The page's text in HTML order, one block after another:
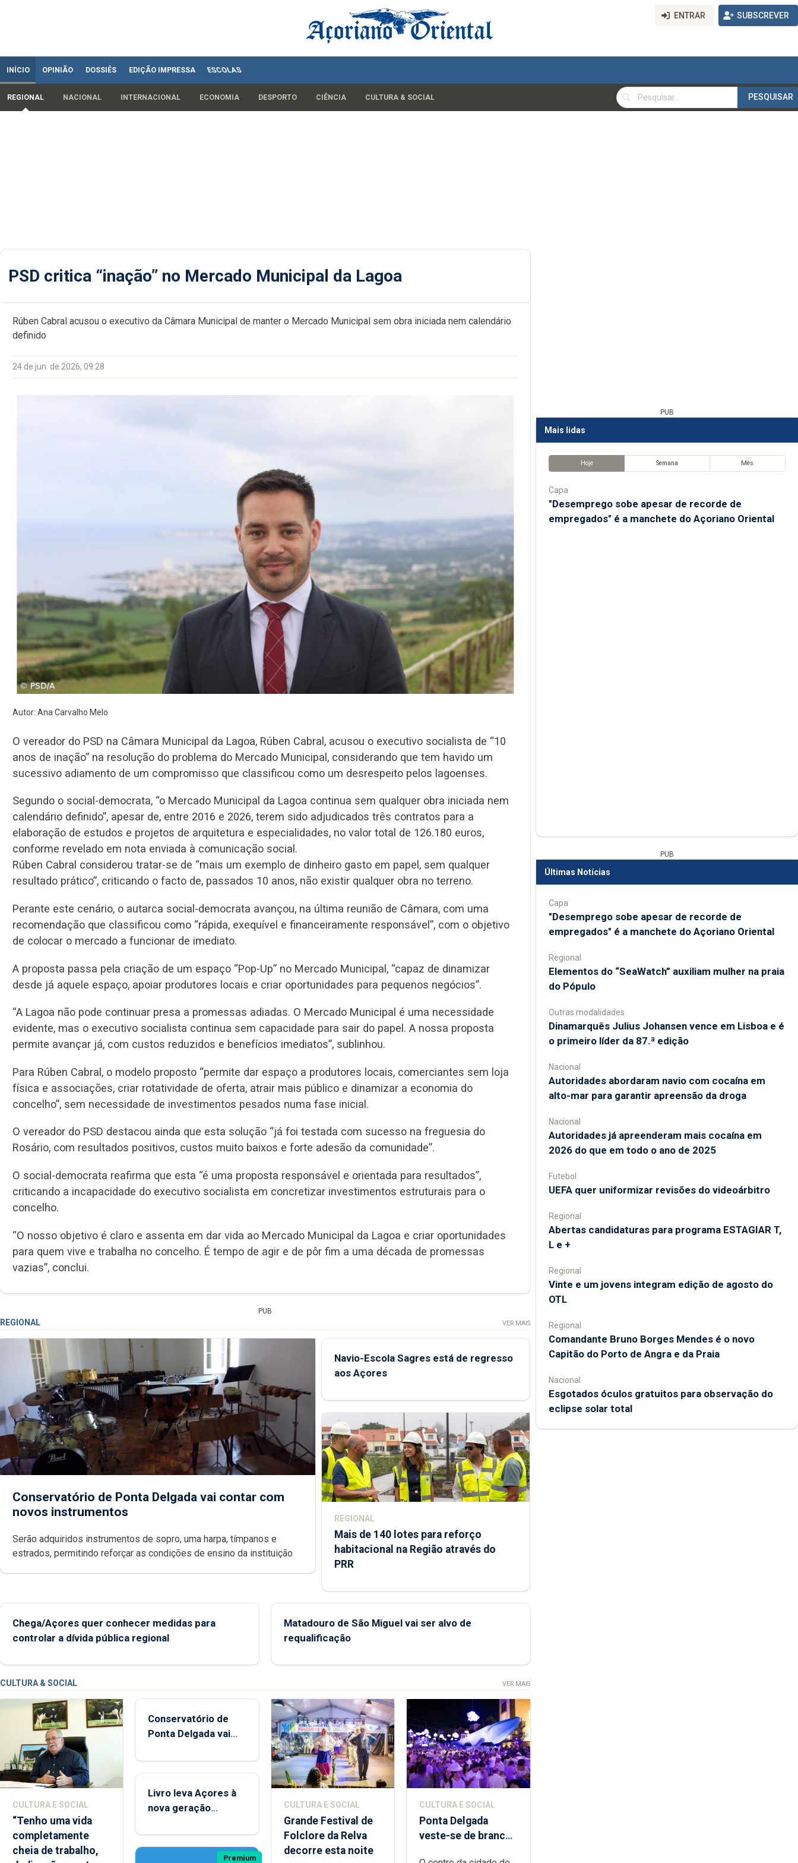
ENTRAR SUBSCREVER
INÍCIO OPINIÃO DOSSIÊS EDIÇÃO IMPRESSA ESCOLAS
REGIONAL NACIONAL INTERNACIONAL ECONOMIA DESPORTO CIÊNCIA CULTURA & SOCIAL
PESQUISAR
PESQUISAR
PSD critica “inação” no Mercado Municipal da Lagoa
Rúben Cabral acusou o executivo da Câmara Municipal de manter o Mercado Municipal sem obra iniciada nem calendário
definido
24 de jun. de 2026, 09:28
Autor: Ana Carvalho Melo
O vereador do PSD na Câmara Municipal da Lagoa, Rúben Cabral, acusou o executivo socialista de “10
anos de inação” na resolução do problema do Mercado Municipal, considerando que tem havido um
sucessivo adiamento de um compromisso que classificou como um desrespeito pelos lagoenses.
Segundo o social-democrata, “o Mercado Municipal da Lagoa continua sem qualquer obra iniciada nem
calendário definido”, apesar de, entre 2016 e 2026, terem sido adjudicados três contratos para a
elaboração de estudos e projetos de arquitetura e especialidades, no valor total de 126.180 euros,
conforme revelado em nota enviada à comunicação social.
Rúben Cabral considerou tratar-se de “mais um exemplo de dinheiro gasto em papel, sem qualquer
resultado prático”, criticando o facto de, passados 10 anos, não existir qualquer obra no terreno.
Perante este cenário, o autarca social-democrata avançou, na última reunião de Câmara, com uma
recomendação que classificou como “rápida, exequível e financeiramente responsável”, com o objetivo
de colocar o mercado a funcionar de imediato.
A proposta passa pela criação de um espaço “Pop-Up” no Mercado Municipal, “capaz de dinamizar
desde já aquele espaço, apoiar produtores locais e criar oportunidades para pequenos negócios”.
“A Lagoa não pode continuar presa a promessas adiadas. O Mercado Municipal é uma necessidade
evidente, mas o executivo socialista continua sem capacidade para sair do papel. A nossa proposta
permite avançar já, com custos reduzidos e benefícios imediatos”, sublinhou.
Para Rúben Cabral, o modelo proposto “permite dar espaço a produtores locais, comerciantes sem loja
física e associações, criar rotatividade de oferta, atrair mais público e dinamizar a economia do
concelho”, sem necessidade de investimentos pesados numa fase inicial.
O vereador do PSD destacou ainda que esta solução “já foi testada com sucesso na freguesia do
Rosário, com resultados positivos, custos muito baixos e forte adesão da comunidade”.
O social-democrata reafirma que esta “é uma proposta responsável e orientada para resultados”,
criticando a incapacidade do executivo socialista em concretizar investimentos estruturais para o
concelho.
“O nosso objetivo é claro e assenta em dar vida ao Mercado Municipal da Lagoa e criar oportunidades
para quem vive e trabalha no concelho. É tempo de agir e de pôr fim a uma década de promessas
vazias”, conclui.
PUB
REGIONAL VER MAIS
Conservatório de Ponta Delgada vai contar com
novos instrumentos
Serão adquiridos instrumentos de sopro, uma harpa, tímpanos e
estrados, permitindo reforçar as condições de ensino da instituição
Navio-Escola Sagres está de regresso
aos Açores
REGIONAL
Mais de 140 lotes para reforço
habitacional na Região através do
PRR
Chega/Açores quer conhecer medidas para
controlar a dívida pública regional
Matadouro de São Miguel vai ser alvo de
requalificação
CULTURA & SOCIAL VER MAIS
CULTURA E SOCIAL
“Tenho uma vida
completamente
cheia de trabalho,
Conservatório de
Ponta Delgada vai
instrumentos
Livro leva Açores à
nova geração
Premium
CULTURA E SOCIAL
Grande Festival de
Folclore da Relva
decorre esta noite
CULTURA E SOCIAL
Ponta Delgada
veste-se de branco
PUB
Mais lidas
Hoje Semana Mês
Capa
"Desemprego sobe apesar de recorde de
empregados" é a manchete do Açoriano Oriental
PUB
Últimas Notícias
Capa
"Desemprego sobe apesar de recorde de
empregados" é a manchete do Açoriano Oriental
Regional
​Elementos do “SeaWatch” auxiliam mulher na praia
do Pópulo
Outras modalidades
Dinamarquês Julius Johansen vence em Lisboa e é
o primeiro líder da 87.ª edição
Nacional
Autoridades abordaram navio com cocaína em
alto-mar para garantir apreensão da droga
Nacional
Autoridades já apreenderam mais cocaína em
2026 do que em todo o ano de 2025
Futebol
UEFA quer uniformizar revisões do videoárbitro
Regional
Abertas candidaturas para programa ESTAGIAR T,
L e +
Regional
Vinte e um jovens integram edição de agosto do
OTL
Regional
Comandante Bruno Borges Mendes é o novo
Capitão do Porto de Angra e da Praia
Nacional
Esgotados óculos gratuitos para observação do
eclipse solar total